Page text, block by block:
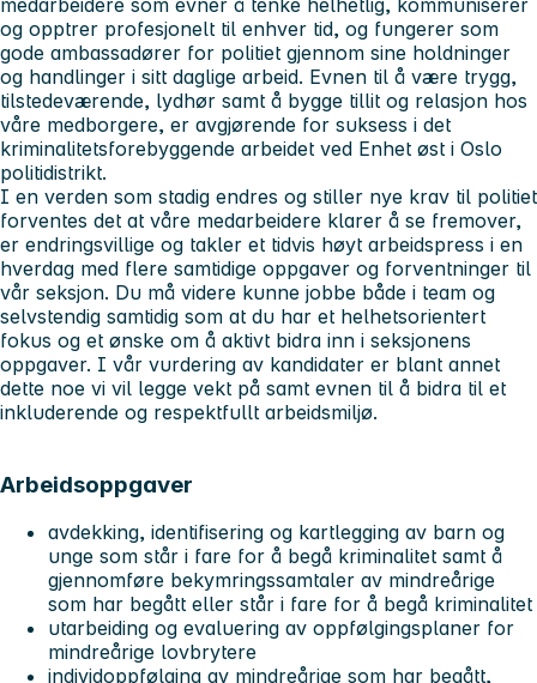
og opptrer profesjonelt til enhver tid, og fungerer som
gode ambassadører for politiet gjennom sine holdninger
og handlinger i sitt daglige arbeid. Evnen til å være trygg,
tilstedeværende, lydhør samt å bygge tillit og relasjon hos
våre medborgere, er avgjørende for suksess i det
kriminalitetsforebyggende arbeidet ved Enhet øst i Oslo
politidistrikt.
I en verden som stadig endres og stiller nye krav til politiet
forventes det at våre medarbeidere klarer å se fremover,
er endringsvillige og takler et tidvis høyt arbeidspress i en
hverdag med flere samtidige oppgaver og forventninger til
vår seksjon. Du må videre kunne jobbe både i team og
selvstendig samtidig som at du har et helhetsorientert
fokus og et ønske om å aktivt bidra inn i seksjonens
oppgaver. I vår vurdering av kandidater er blant annet
dette noe vi vil legge vekt på samt evnen til å bidra til et
inkluderende og respektfullt arbeidsmiljø.
Arbeidsoppgaver
avdekking, identifisering og kartlegging av barn og
unge som står i fare for å begå kriminalitet samt å
gjennomføre bekymringssamtaler av mindreårige
som har begått eller står i fare for å begå kriminalitet
utarbeiding og evaluering av oppfølgingsplaner for
mindreårige lovbrytere
individoppfølging av mindreårige som har begått,